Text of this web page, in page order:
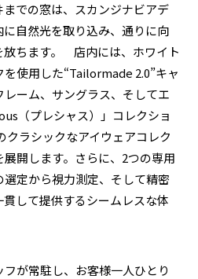
での窓は、スカンジナビアデ
自然光を取り込み、通りに向
放ちます。 店内には、ホワイト
使用した“Tailormade 2.0”キャ
ーム、サングラス、そしてエ
（プレシャス）」コレクショ
クラシックなアイウェアコレク
開します。さらに、2つの専用
定から視力測定、そして精密
して提供するシームレスな体
が常駐し、お客様一人ひとり